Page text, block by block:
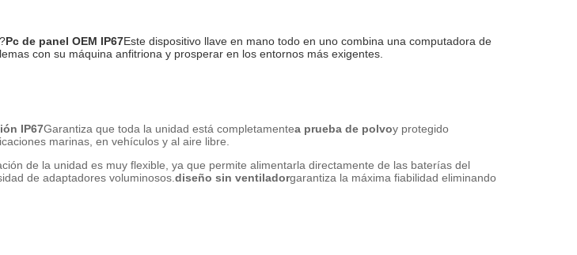
Pc de panel OEM IP67Este dispositivo llave en mano todo en uno combina una computadora de
con su máquina anfitriona y prosperar en los entornos más exigentes.
IP67Garantiza que toda la unidad está completamentea prueba de polvoy protegido
marinas, en vehículos y al aire libre.
de la unidad es muy flexible, ya que permite alimentarla directamente de las baterías del
de adaptadores voluminosos. diseño sin ventiladorgarantiza la máxima fiabilidad eliminando